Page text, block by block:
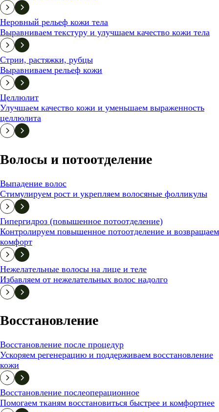
Неровный рельеф кожи тела
Выравниваем текстуру и улучшаем качество кожи тела
Стрии, растяжки, рубцы
Выравниваем рельеф кожи
Целлюлит
Улучшаем качество кожи и уменьшаем выраженность
целлюлита
Волосы и потоотделение
Выпадение волос
Стимулируем рост и укрепляем волосяные фолликулы
Гипергидроз (повышенное потоотделение)
Контролируем повышенное потоотделение и возвращаем
комфорт
Нежелательные волосы на лице и теле
Избавляем от нежелательных волос надолго
Восстановление
Восстановление после процедур
Ускоряем регенерацию и поддерживаем восстановление
кожи
Восстановление послеоперационное
Помогаем тканям восстановиться быстрее и комфортнее